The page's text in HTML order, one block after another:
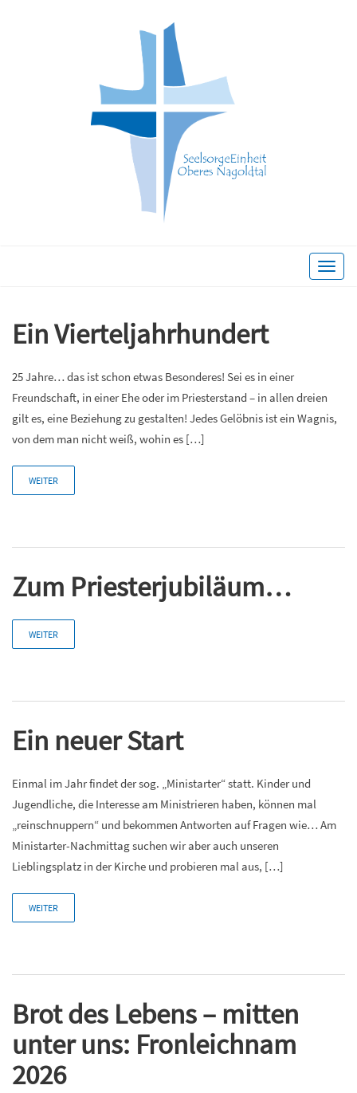
Toggle
Ein Vierteljahrhundert
25 Jahre… das ist schon etwas Besonderes! Sei es in einer
Freundschaft, in einer Ehe oder im Priesterstand – in allen dreien
gilt es, eine Beziehung zu gestalten! Jedes Gelöbnis ist ein Wagnis,
von dem man nicht weiß, wohin es […]
WEITER
Zum Priesterjubiläum…
WEITER
Ein neuer Start
Einmal im Jahr findet der sog. „Ministarter“ statt. Kinder und
Jugendliche, die Interesse am Ministrieren haben, können mal
„reinschnuppern“ und bekommen Antworten auf Fragen wie… Am
Ministarter-Nachmittag suchen wir aber auch unseren
Lieblingsplatz in der Kirche und probieren mal aus, […]
WEITER
Brot des Lebens – mitten
unter uns: Fronleichnam
2026